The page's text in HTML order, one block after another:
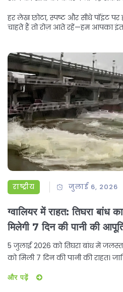
हर लेख छोटा, स्पष्ट और सीधे पॉइंट
चाहते हैं तो रोज़ आते रहें—हम आपका
राष्ट्रीय जुलाई 6, 2026
ग्वालियर में राहत: तिघरा
मिलेगी 7 दिन की पानी की
5 जुलाई 2026 को तिघरा बांध में
को मिली 7 दिन की पानी की राहत।
और पढ़ें